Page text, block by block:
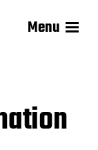
Menu